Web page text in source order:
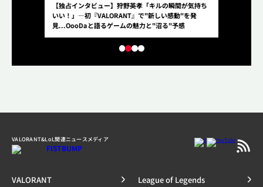
【独占インタビュー】狩野英孝「キルの瞬間が気持ち
いい！」―初『VALORANT』で"新しい感動"を発
見...OooDaと語るゲームの魅力と"沼る"予感
VALORANT&LoL関連ニュースメディア
VALORANT League of Legends